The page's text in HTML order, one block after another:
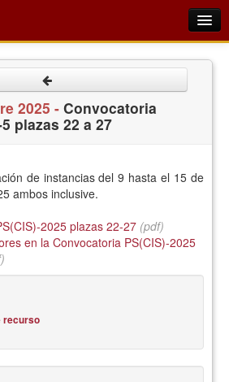
2025 - Convocatoria
plazas 22 a 27
de instancias del 9 hasta el 15 de
ambos inclusive.
2025 plazas 22-27 (pdf)
en la Convocatoria PS(CIS)-2025
recurso